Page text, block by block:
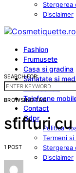
Stergerea
Disclaimer
Fashion
Frumusete
Casa si gradina
Sanatate si
Cum sa fac
Telefoane
Contact
Gdpr
Politica
Termeni
Stergerea
Disclaimer
SEARCH FOR:
BROWSING TAG
stifturi cu
1 POST